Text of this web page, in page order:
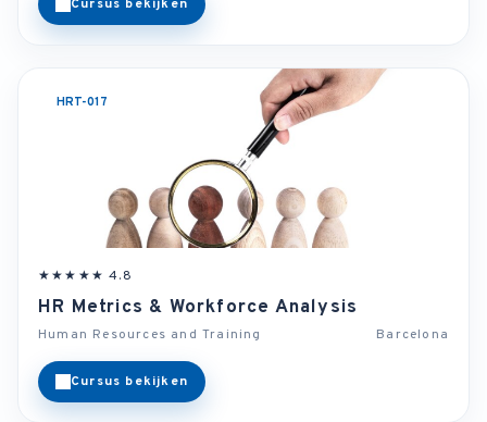
Cursus bekijken
HRT-017
★★★★★ 4.8
HR Metrics & Workforce Analysis
Human Resources and Training Barcelona
Cursus bekijken